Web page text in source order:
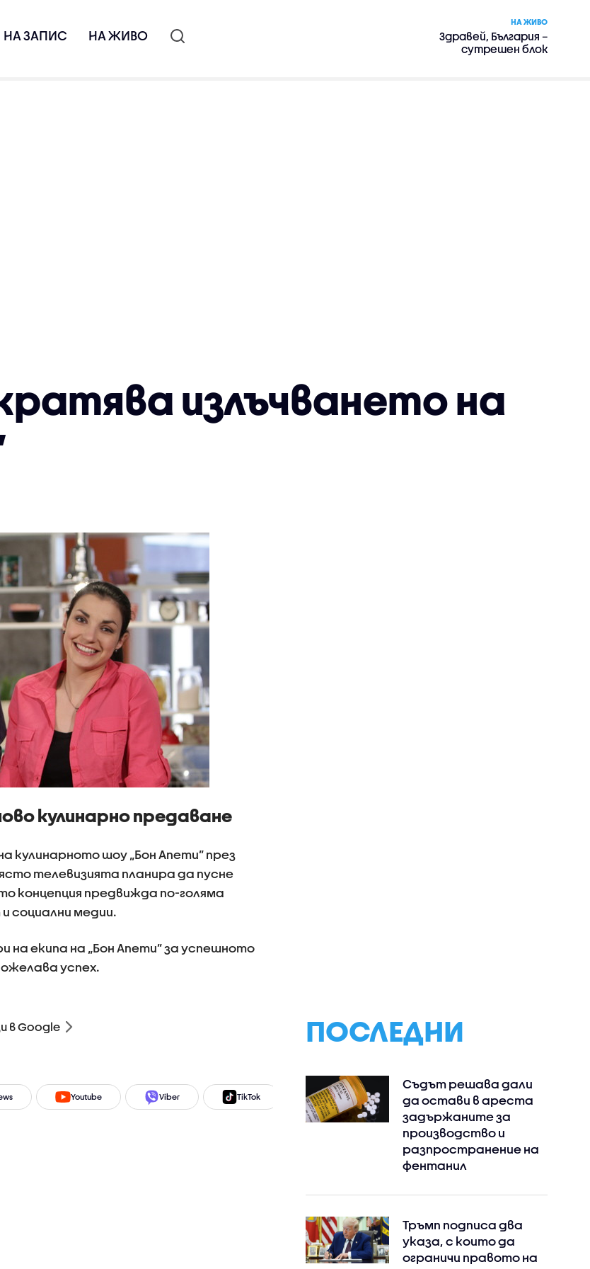
НА ЗАПИС НА ЖИВО
НА ЖИВО
Здравей, България –
сутрешен блок
излъчването на
кулинарно предаване
кулинарното шоу „Бон Апети” през
телевизията планира да пусне
концепция предвижда по-голяма
социални медии.
екипа на „Бон Апети” за успешното
успех.
в Google
Youtube Viber TikTok Instagram Facebook
ПОСЛЕДНИ
Съдът решава дали
да остави в ареста
задържаните за
производство и
разпространение на
фентанил
Тръмп подписа два
указа, с които да
ограничи правото на